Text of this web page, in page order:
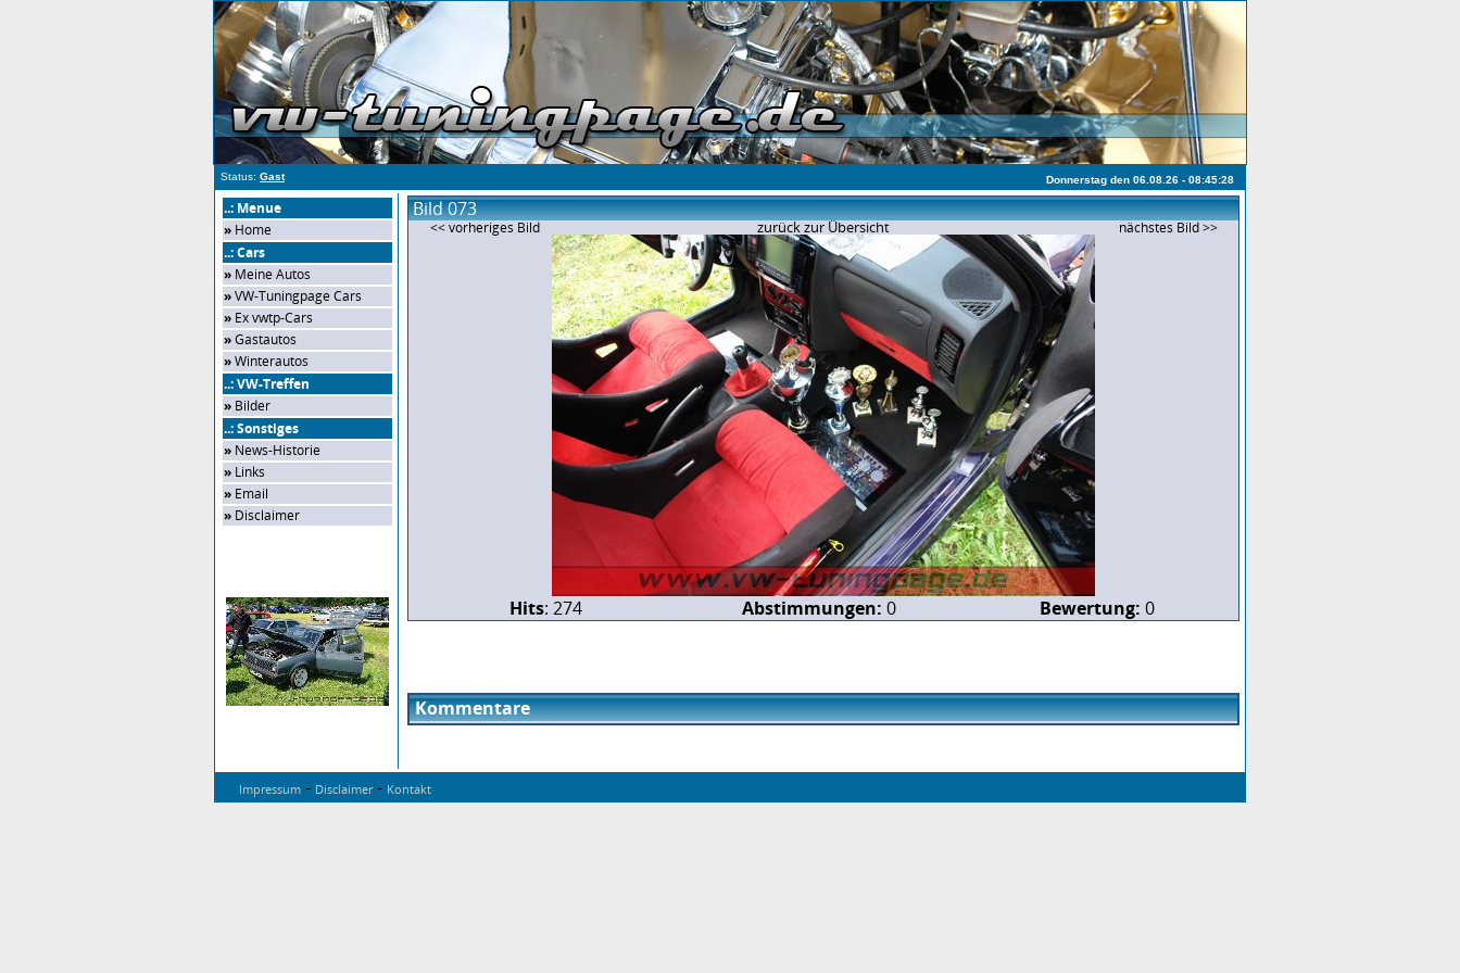
Status: Gast Donnerstag den 06.08.26 - 08:45:28
..: Menue
» Home
..: Cars
» Meine Autos
»VW-Tuningpage Cars
» Ex vwtp-Cars
»Gastautos
»Winterautos
..: VW-Treffen
» Bilder
..: Sonstiges
» News-Historie
» Links
» Email
» Disclaimer
Bild 073
<< vorheriges Bild zurück zur Übersicht nächstes Bild >>
Hits: 274 Abstimmungen: 0 Bewertung: 0
Kommentare
Impressum - Disclaimer- Kontakt